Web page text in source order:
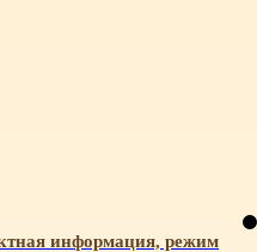
информация, режим